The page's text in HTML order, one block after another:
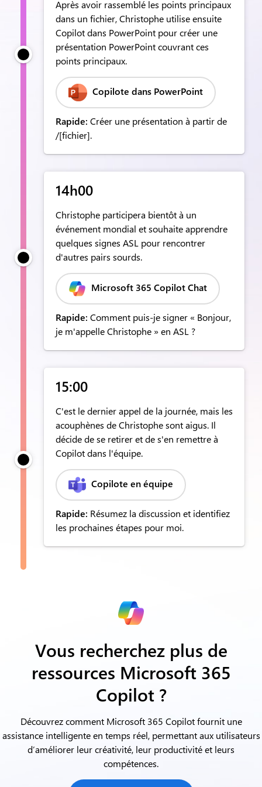
Après avoir rassemblé les points principaux
dans un fichier, Christophe utilise ensuite
Copilot dans PowerPoint pour créer une
présentation PowerPoint couvrant ces
points principaux.
Copilote dans PowerPoint
Rapide: Créer une présentation à partir de
/[fichier].
14h00
Christophe participera bientôt à un
événement mondial et souhaite apprendre
quelques signes ASL pour rencontrer
d'autres pairs sourds.
Microsoft 365 Copilot Chat
Rapide: Comment puis-je signer « Bonjour,
je m'appelle Christophe » en ASL ?
15:00
C'est le dernier appel de la journée, mais les
acouphènes de Christophe sont aigus. Il
décide de se retirer et de s'en remettre à
Copilot dans l'équipe.
Copilote en équipe
Rapide: Résumez la discussion et identifiez
les prochaines étapes pour moi.
Vous recherchez plus de
ressources Microsoft 365
Copilot ?
Découvrez comment Microsoft 365 Copilot fournit une
assistance intelligente en temps réel, permettant aux utilisateurs
d’améliorer leur créativité, leur productivité et leurs
compétences.